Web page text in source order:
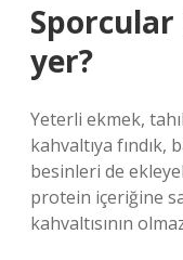
yer?
Yeterli ekmek,
kahvaltıya fındık,
besinleri de
protein içeriğine
kahvaltısının